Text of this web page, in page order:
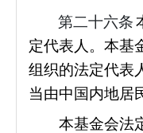
第二十六条
定代表人。本基
组织的法定代表
当由中国内地居
本基金会法